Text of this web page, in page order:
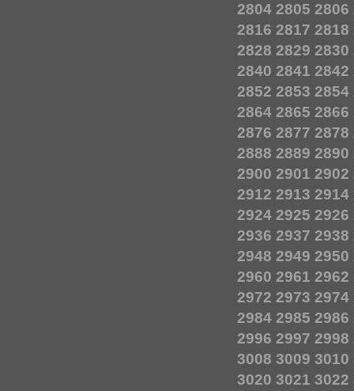
2804 2805 2806
2816 2817 2818
2828 2829 2830
2840 2841 2842
2852 2853 2854
2864 2865 2866
2876 2877 2878
2888 2889 2890
2900 2901 2902
2912 2913 2914
2924 2925 2926
2936 2937 2938
2948 2949 2950
2960 2961 2962
2972 2973 2974
2984 2985 2986
2996 2997 2998
3008 3009 3010
3020 3021 3022